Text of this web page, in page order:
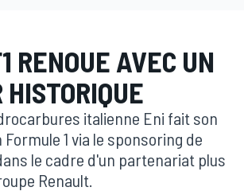
RENOUE AVEC UN
HISTORIQUE
italienne Eni fait son
1 via le sponsoring de
le cadre d'un partenariat plus
Renault.